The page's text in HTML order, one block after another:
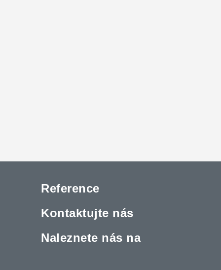
Reference
Kontaktujte nás
Naleznete nás na